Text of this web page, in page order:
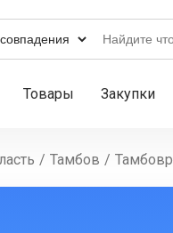
Товары Закупки
/ Тамбов /